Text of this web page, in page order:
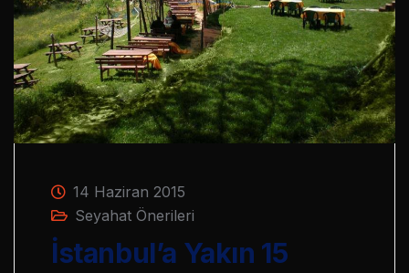
14 Haziran 2015
Seyahat Önerileri
İstanbul’a Yakın 15